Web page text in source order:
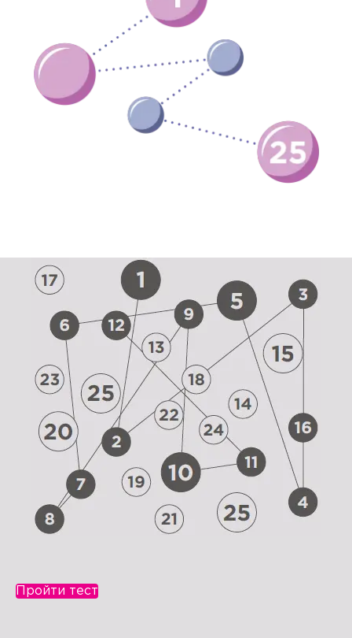
Пройти тест